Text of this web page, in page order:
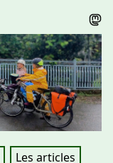
Les articles